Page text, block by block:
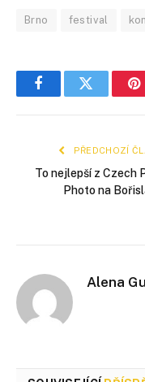
Brno festival
FacebookTwitter
PŘEDCHOZÍ
To nejlepší z Czech
Photo na
Alena